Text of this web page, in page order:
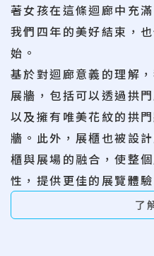
著女孩在這條迴廊中充
我們四年的美好結束，
始。
基於對迴廊意義的理解
展牆，包括可以透過拱
以及擁有唯美花紋的拱
牆。此外，展櫃也被設
櫃與展場的融合，使整
性，提供更佳的展覽體驗
了